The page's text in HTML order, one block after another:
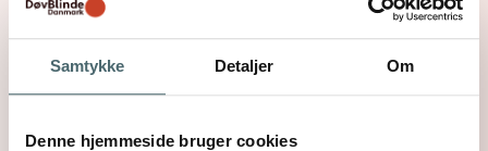
Samtykke Detaljer Om
Denne hjemmeside bruger cookies